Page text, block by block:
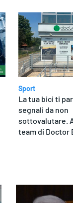
Sport
La tua bici ti
segnali da non
sottovalutare.
team di Doctor